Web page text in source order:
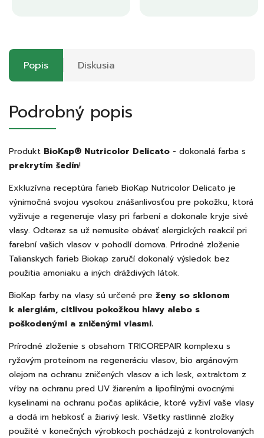
Popis Diskusia
Podrobný popis
Produkt BioKap® Nutricolor Delicato - dokonalá farba s
prekrytím šedín!
Exkluzívna receptúra farieb BioKap Nutricolor Delicato je
výnimočná svojou vysokou znášanlivosťou pre pokožku, ktorá
vyživuje a regeneruje vlasy pri farbení a dokonale kryje sivé
vlasy. Odteraz sa už nemusíte obávať alergických reakcií pri
farební vašich vlasov v pohodlí domova. Prírodné zloženie
Talianskych farieb Biokap zaručí dokonalý výsledok bez
použitia amoniaku a iných dráždivých látok.
BioKap farby na vlasy sú určené pre ženy so sklonom
k alergiám, citlivou pokožkou hlavy alebo s
poškodenými a zničenými vlasmi.
Prírodné zloženie s obsahom TRICOREPAIR komplexu s
ryžovým proteínom na regeneráciu vlasov, bio argánovým
olejom na ochranu zničených vlasov a ich lesk, extraktom z
vŕby na ochranu pred UV žiarením a lipofilnými ovocnými
kyselinami na ochranu počas aplikácie, ktoré vyživí vaše vlasy
a dodá im hebkosť a žiarivý lesk. Všetky rastlinné zložky
použité v konečných výrobkoch pochádzajú z kontrolovaných